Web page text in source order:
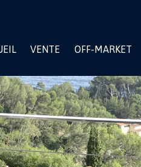
VENTE OFF-MARKET